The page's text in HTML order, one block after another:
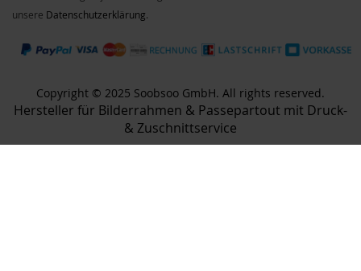
unsere Datenschutzerklärung.
Copyright © 2025 Soobsoo GmbH. All rights reserved.
Hersteller für Bilderrahmen & Passepartout mit Druck-
& Zuschnittservice